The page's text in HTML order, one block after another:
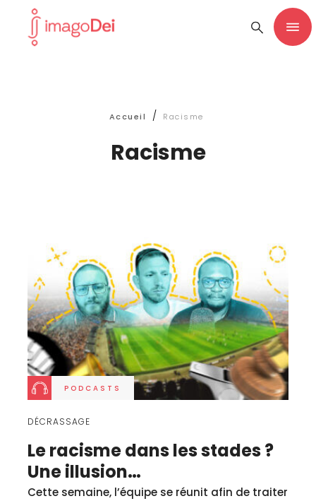
Accueil / Racisme
Racisme
PODCASTS
DÉCRASSAGE
Le racisme dans les stades ?
Une illusion…
Cette semaine, l’équipe se réunit afin de traiter